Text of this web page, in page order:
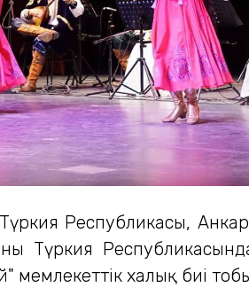
Түркия Республикасы,
Түркия
халық биі